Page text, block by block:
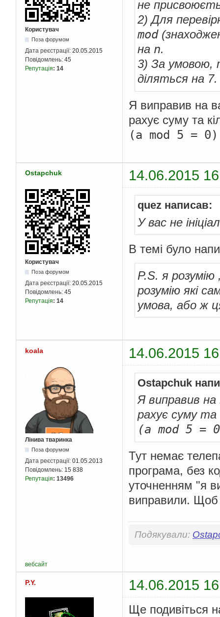
Користувач
Поза форумом
Дата реєстрації: 20.05.2015
Повідомлень: 45
Репутація: 14
не
2) Для
mod
на n.
3) За умовою,
діляться на
Я виправив на
рахує суму та
(a mod 5 =
Ostapchuk 14.06.2015
Користувач
Поза форумом
Дата реєстрації: 20.05.2015
Повідомлень: 45
Репутація: 14
quez написав:
У вас не
В темі було
P.S. я
розумію які
умова, або ж
koala 14.06.2015
Лінива тваринка
Поза форумом
Дата реєстрації: 01.05.2013
Повідомлень: 15 838
Репутація: 13496
Ostapchuk
Я виправив на
рахує суму та
(a mod 5 =
Тут немає
програма, без
уточненням "я
виправили. Щоб
Подякували:
вебсайт
P.Y. 14.06.2015
Ще подивіться